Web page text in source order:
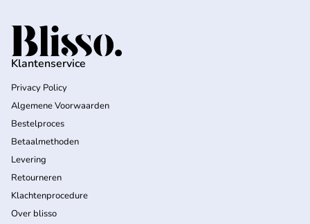
Home
Klantenservice
Privacy Policy
Algemene Voorwaarden
Bestelproces
Betaalmethoden
Levering
Retourneren
Klachtenprocedure
Over blisso